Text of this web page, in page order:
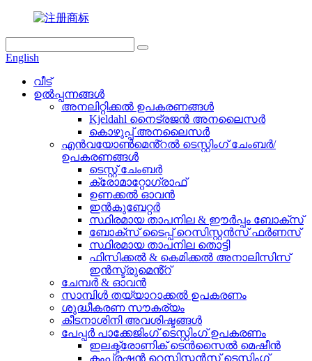
English
വീട്
ഉൽപ്പന്നങ്ങൾ
അനലിറ്റിക്കൽ ഉപകരണങ്ങൾ
Kjeldahl നൈട്രജൻ അനലൈസർ
കൊഴുപ്പ് അനലൈസർ
എൻവയോൺമെൻ്റൽ ടെസ്റ്റിംഗ് ചേംബർ/
ഉപകരണങ്ങൾ
ടെസ്റ്റ് ചേംബർ
ക്രോമാറ്റോഗ്രാഫ്
ഉണക്കൽ ഓവൻ
ഇൻകുബേറ്റർ
സ്ഥിരമായ താപനില & ഈർപ്പം ബോക്സ്
ബോക്സ് ടൈപ്പ് റെസിസ്റ്റൻസ് ഫർണസ്
സ്ഥിരമായ താപനില തൊട്ടി
ഫിസിക്കൽ & കെമിക്കൽ അനാലിസിസ്
ഇൻസ്ട്രുമെൻ്റ്
ചേമ്പർ & ഓവൻ
സാമ്പിൾ തയ്യാറാക്കൽ ഉപകരണം
ശുദ്ധീകരണ സൗകര്യം
കീടനാശിനി അവശിഷ്ടങ്ങൾ
പേപ്പർ പാക്കേജിംഗ് ടെസ്റ്റിംഗ് ഉപകരണം
ഇലക്ട്രോണിക് ടെൻസൈൽ മെഷീൻ
കംപ്രഷൻ റെസിസ്റ്റൻസ് ടെസ്റ്റിംഗ്